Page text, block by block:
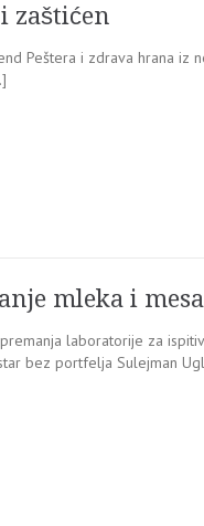
zaštićen
Peštera i zdrava hrana iz
mleka i
laboratorije za
bez portfelja Sulejman